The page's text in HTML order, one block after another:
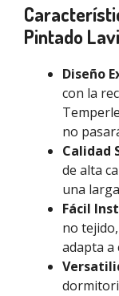
Pintado
Diseño
con la
no
Calidad
de alta
una
Fácil
no
adapta a